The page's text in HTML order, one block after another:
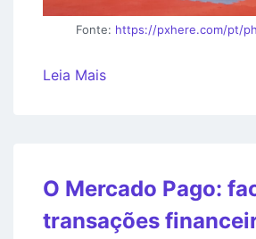
Fonte: https://pxhere.com/pt/
Leia Mais
O Mercado Pago:
transações